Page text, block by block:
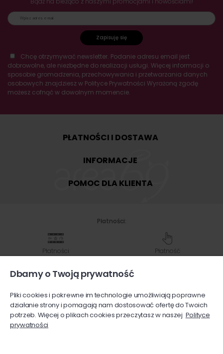
Zapisuję się
Chcę otrzymywać newsletter. Podanie adresu email jest
dobrowolne, ale niezbędne do realizacji usługi. Więcej informacji o
sposobie gromadzenia, przechowywania i przetwarzania danych
osobowych znajdziesz w Polityce Prywatności Wyrażoną zgodę
możesz cofnąć w dowolnym momencie.
PŁATNOŚCI I DOSTAWA
INFORMACJE
POMOC DLA KLIENTA
Płatności:
Płatności
Płatność
Przelew
na konto bankowe
Karty
płatnicze
Dbamy o Twoją prywatność
Pliki cookies i pokrewne im technologie umożliwiają poprawne
działanie strony i pomagają nam dostosować ofertę do Twoich
potrzeb. Więcej o plikach cookies przeczytasz w naszej Polityce
prywatności